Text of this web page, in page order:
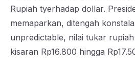
Rupiah tyerhadap dollar.
memaparkan, ditengah
unpredictable, ​nilai tukar
kisaran Rp16.800 hingga